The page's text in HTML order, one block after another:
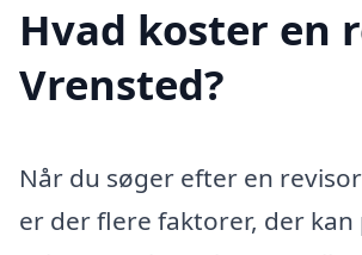
Hvad koster en
Vrensted?
Når du søger efter en
er der flere faktorer, der kan